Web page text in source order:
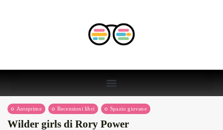
Anteprime Recensioni libri Spazio giovane
Wilder girls di Rory Power